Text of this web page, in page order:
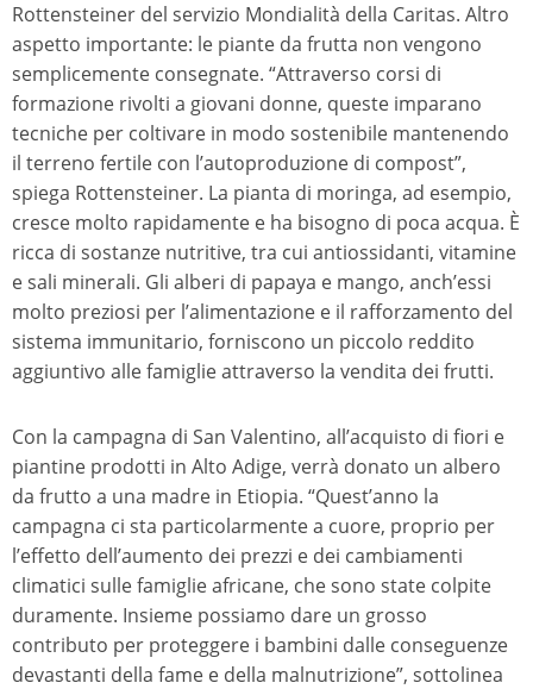
Rottensteiner del servizio Mondialità della Caritas. Altro
aspetto importante: le piante da frutta non vengono
semplicemente consegnate. “Attraverso corsi di
formazione rivolti a giovani donne, queste imparano
tecniche per coltivare in modo sostenibile mantenendo
il terreno fertile con l’autoproduzione di compost”,
spiega Rottensteiner. La pianta di moringa, ad esempio,
cresce molto rapidamente e ha bisogno di poca acqua. È
ricca di sostanze nutritive, tra cui antiossidanti, vitamine
e sali minerali. Gli alberi di papaya e mango, anch’essi
molto preziosi per l’alimentazione e il rafforzamento del
sistema immunitario, forniscono un piccolo reddito
aggiuntivo alle famiglie attraverso la vendita dei frutti.
Con la campagna di San Valentino, all’acquisto di fiori e
piantine prodotti in Alto Adige, verrà donato un albero
da frutto a una madre in Etiopia. “Quest’anno la
campagna ci sta particolarmente a cuore, proprio per
l’effetto dell’aumento dei prezzi e dei cambiamenti
climatici sulle famiglie africane, che sono state colpite
duramente. Insieme possiamo dare un grosso
contributo per proteggere i bambini dalle conseguenze
devastanti della fame e della malnutrizione”, sottolinea